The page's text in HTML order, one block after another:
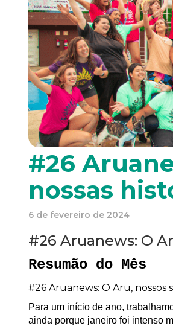
#26
nossas
6 de fevereiro de 2024
#26 Aruanews: O
Resumão do Mês
#26 Aruanews: O Aru, nossos
Para um início de ano,
ainda porque janeiro foi intenso